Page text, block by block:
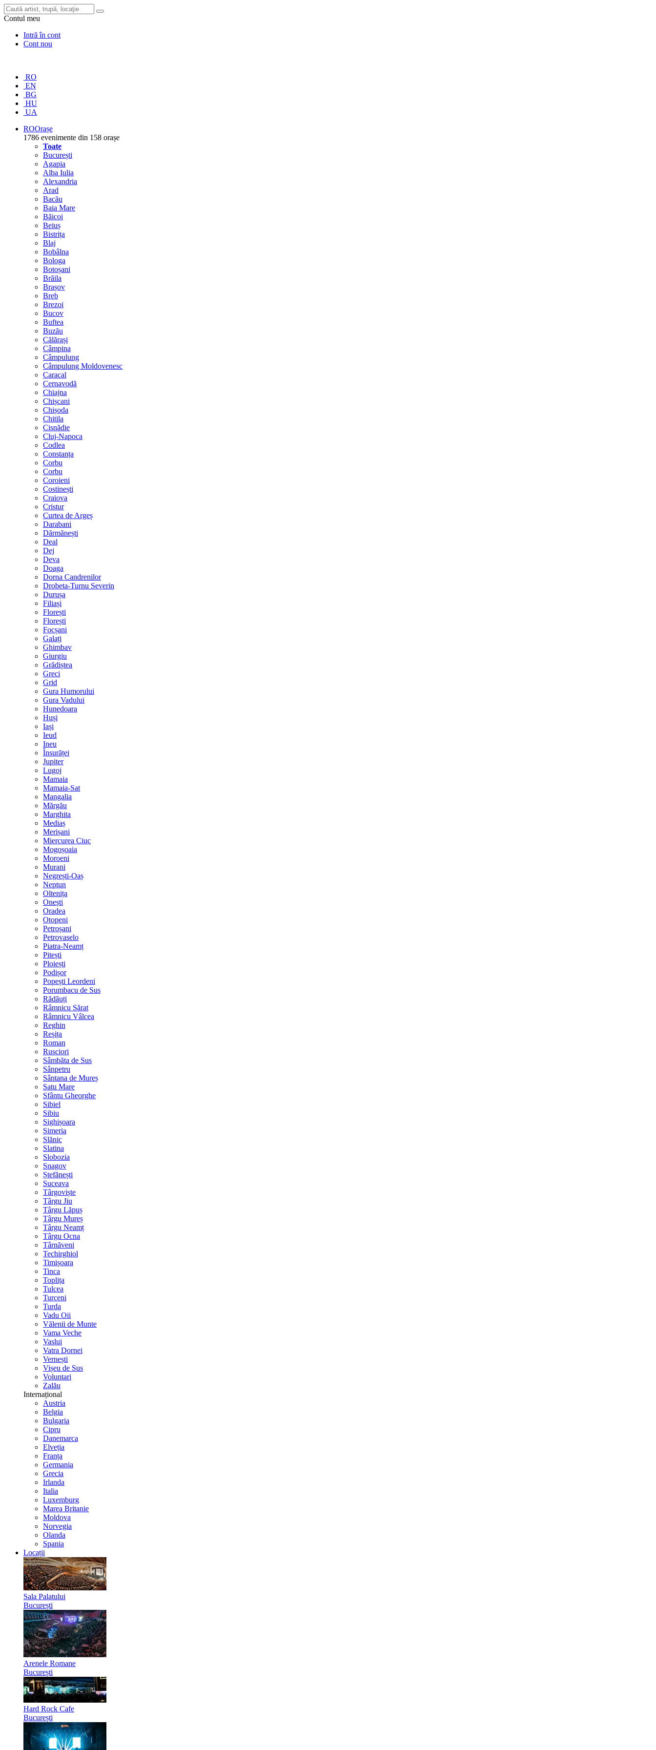
Contul meu
Intră în cont
Cont nou
RO
EN
BG
HU
UA
ROOrașe
1786 evenimente din 158 orașe
Toate
București
Agapia
Alba Iulia
Alexandria
Arad
Bacău
Baia Mare
Băicoi
Beiuș
Bistrița
Blaj
Bobâlna
Bologa
Botoșani
Brăila
Brașov
Breb
Brezoi
Bucov
Buftea
Buzău
Călărași
Câmpina
Câmpulung
Câmpulung Moldovenesc
Caracal
Cernavodă
Chiajna
Chișcani
Chișoda
Chitila
Cisnădie
Cluj-Napoca
Codlea
Constanța
Corbu
Corbu
Coroieni
Costinești
Craiova
Cristur
Curtea de Argeș
Darabani
Dărmănești
Deal
Dej
Deva
Doaga
Dorna Candrenilor
Drobeta-Turnu Severin
Durușa
Filiași
Florești
Florești
Focșani
Galați
Ghimbav
Giurgiu
Grădiștea
Greci
Grid
Gura Humorului
Gura Vadului
Hunedoara
Huși
Iași
Ieud
Ineu
Însurăței
Jupiter
Lugoj
Mamaia
Mamaia-Sat
Mangalia
Mărgău
Marghita
Mediaș
Merișani
Miercurea Ciuc
Mogoșoaia
Moroeni
Murani
Negrești-Oaș
Neptun
Oltenița
Onești
Oradea
Otopeni
Petroșani
Petrovaselo
Piatra-Neamț
Pitești
Ploiești
Podișor
Popești Leordeni
Porumbacu de Sus
Rădăuți
Râmnicu Sărat
Râmnicu Vâlcea
Reghin
Reșița
Roman
Rusciori
Sâmbăta de Sus
Sânpetru
Sântana de Mureș
Satu Mare
Sfântu Gheorghe
Sibiel
Sibiu
Sighișoara
Simeria
Slănic
Slatina
Slobozia
Snagov
Ștefănești
Suceava
Târgoviște
Târgu Jiu
Târgu Lăpuș
Târgu Mureș
Târgu Neamț
Târgu Ocna
Târnăveni
Techirghiol
Timișoara
Tinca
Toplița
Tulcea
Turceni
Turda
Vadu Oii
Vălenii de Munte
Vama Veche
Vaslui
Vatra Dornei
Vernești
Vișeu de Sus
Voluntari
Zalău
Internațional
Austria
Belgia
Bulgaria
Cipru
Danemarca
Elveția
Franța
Germania
Grecia
Irlanda
Italia
Luxemburg
Marea Britanie
Moldova
Norvegia
Olanda
Spania
Locații
Sala Palatului
București
Arenele Romane
București
Hard Rock Cafe
București